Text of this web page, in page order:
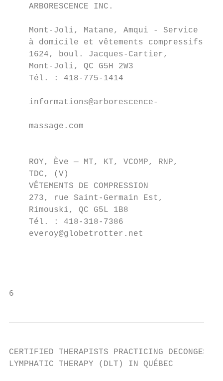
ARBORESCENCE INC.
Mont-Joli, Matane, Amqui - Service
à domicile et vêtements compressifs
1624, boul. Jacques-Cartier,
Mont-Joli, QC G5H 2W3
    Tél. : 418-775-1414
    informations@arborescence-
    massage.com
    ROY, Ève — MT, KT, VCOMP, RNP,
    TDC, (V)
VÊTEMENTS DE COMPRESSION
273, rue Saint-Germain Est,
Rimouski, QC G5L 1B8
Tél. : 418-318-7386
everoy@globetrotter.net
6
CERTIFIED THERAPISTS PRACTICING
LYMPHATIC THERAPY (DLT) IN QUÉBEC